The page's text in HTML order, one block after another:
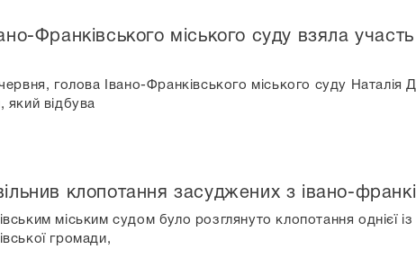
Франківського міського суду взяла
голова Івано-Франківського міського суду
який відбува
клопотання засуджених з івано-
міським судом було розглянуто клопотання однієї
громади,